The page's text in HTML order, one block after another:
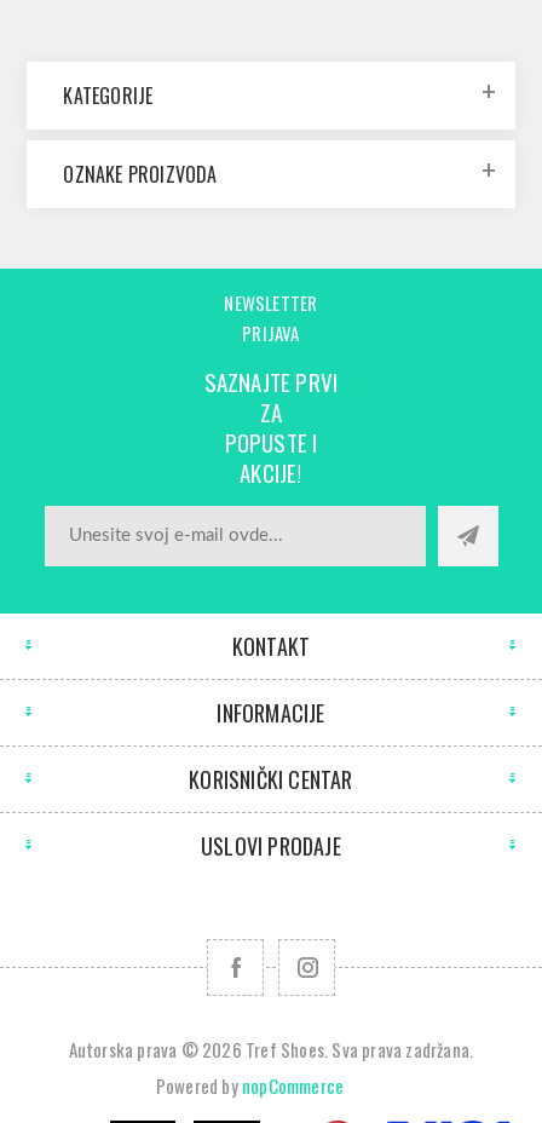
KATEGORIJE
OZNAKE PROIZVODA
NEWSLETTER
PRIJAVA
SAZNAJTE PRVI
ZA
POPUSTE I
AKCIJE!
KONTAKT
INFORMACIJE
KORISNIČKI CENTAR
USLOVI PRODAJE
Autorska prava © 2026 Tref Shoes. Sva prava zadržana.
Powered bynopCommerce